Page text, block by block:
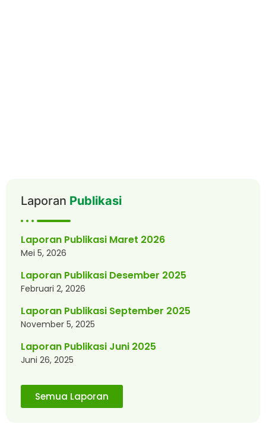
Laporan Publikasi
Laporan Publikasi Maret 2026
Mei 5, 2026
Laporan Publikasi Desember 2025
Februari 2, 2026
Laporan Publikasi September 2025
November 5, 2025
Laporan Publikasi Juni 2025
Juni 26, 2025
Semua Laporan